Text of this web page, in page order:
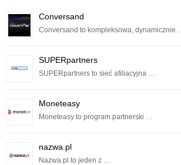
Conversand
Conversand to kompleksowa, dynamicznie …
SUPERpartners
SUPERpartners to sieć afiliacyjna …
Moneteasy
Moneteasy to program partnerski …
nazwa.pl
Nazwa.pl to jeden z …